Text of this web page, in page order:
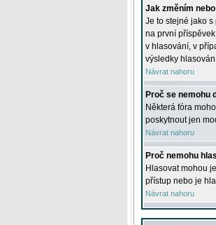
Jak změním
Je to stejné jako
na první
v hlasování, v
výsledky
Návrat nahoru
Proč se nemohu
Některá fóra
poskytnout jen
Návrat nahoru
Proč nemohu
Hlasovat mohou
přístup nebo je
Návrat nahoru